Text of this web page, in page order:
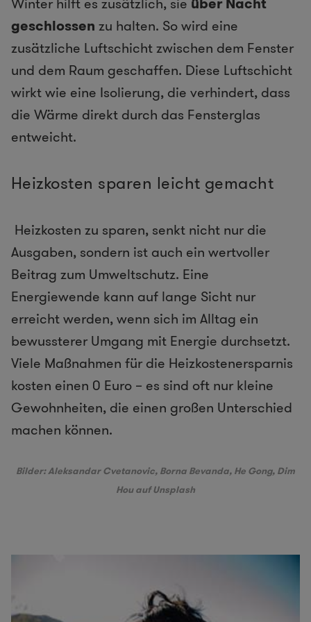
geschlossen zu halten. So wird eine
zusätzliche Luftschicht zwischen dem Fenster
und dem Raum geschaffen. Diese Luftschicht
wirkt wie eine Isolierung, die verhindert, dass
die Wärme direkt durch das Fensterglas
entweicht.
Heizkosten sparen leicht gemacht
Heizkosten zu sparen, senkt nicht nur die
Ausgaben, sondern ist auch ein wertvoller
Beitrag zum Umweltschutz. Eine
Energiewende kann auf lange Sicht nur
erreicht werden, wenn sich im Alltag ein
bewussterer Umgang mit Energie durchsetzt.
Viele Maßnahmen für die Heizkostenersparnis
kosten einen 0 Euro – es sind oft nur kleine
Gewohnheiten, die einen großen Unterschied
machen können.
Bilder:Aleksandar Cvetanovic, Borna Bevanda, He Gong, Dim
Houauf Unsplash